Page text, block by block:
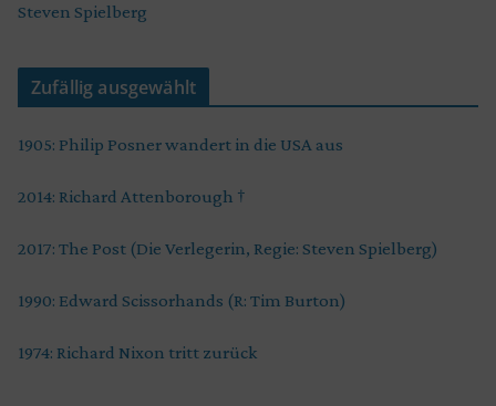
Steven Spielberg
Zufällig ausgewählt
1905: Philip Posner wandert in die USA aus
2014: Richard Attenborough †
2017: The Post (Die Verlegerin, Regie: Steven Spielberg)
1990: Edward Scissorhands (R: Tim Burton)
1974: Richard Nixon tritt zurück